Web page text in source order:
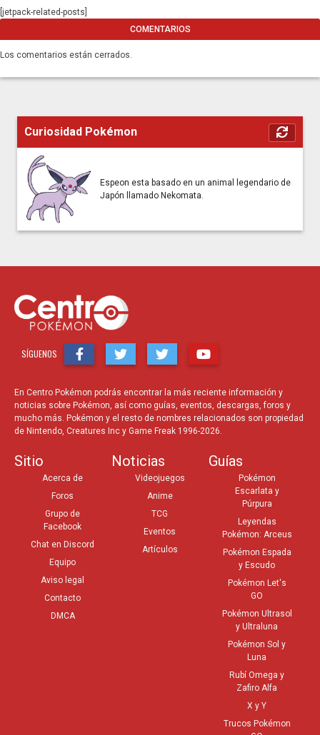
[jetpack-related-posts]
COMENTARIOS
Los comentarios están cerrados.
Curiosidad Pokémon
Espeon esta basado en un animal legendario de
Japón llamado Nekomata.
SÍGUENOS
En Centro Pokémon podrás encontrar la más reciente información y
noticias sobre Pokémon, así como guías, eventos, descargas, foros y
mucho más. Pokémon y el resto de nombres relacionados son propiedad
de Nintendo, Creatures Inc y Game Freak 1996-2026.
Sitio
Acerca de
Foros
Grupo de
Facebook
Chat en Discord
Equipo
Aviso legal
Contacto
DMCA
Noticias
Videojuegos
Anime
TCG
Eventos
Artículos
Guías
Pokémon
Escarlata y
Púrpura
Leyendas
Pokémon: Arceus
Pokémon Espada
y Escudo
Pokémon Let's
GO
Pokémon Ultrasol
y Ultraluna
Pokémon Sol y
Luna
Rubí Omega y
Zafiro Alfa
X y Y
Trucos Pokémon